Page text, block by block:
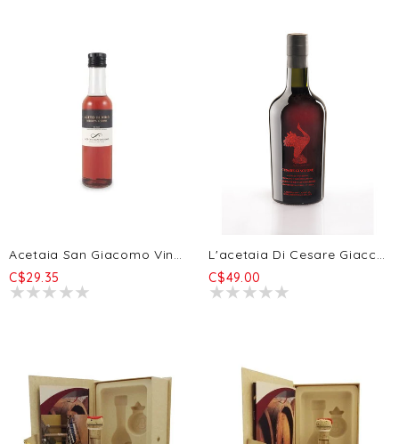
Acetaia San Giacomo Vinaigre De Vin Riserva 6a 250ml
C$29.35
L'acetaia Di Cesare Giaccone Cesare Giaccone Vinaigre De Vin Rouge 500ml
C$49.00